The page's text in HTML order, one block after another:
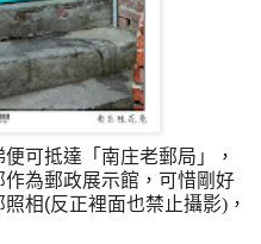
可抵達「南庄老郵局」，
為郵政展示館，可惜剛好
照相(反正裡面也禁止攝影) ，